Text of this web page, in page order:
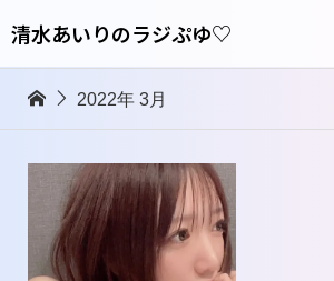
清水あいりのラジぷゆ♡
2022年 3月